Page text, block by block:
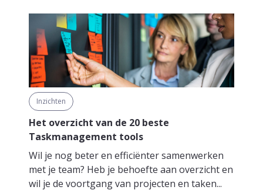
Inzichten
Het overzicht van de 20 beste
Taskmanagement tools
Wil je nog beter en efficiënter samenwerken
met je team? Heb je behoefte aan overzicht en
wil je de voortgang van projecten en taken...